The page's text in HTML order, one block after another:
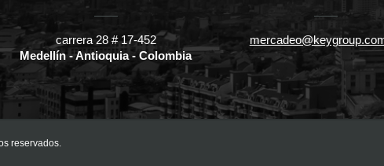
carrera 28 # 17-452
Medellín - Antioquia - Colombia
reservados.